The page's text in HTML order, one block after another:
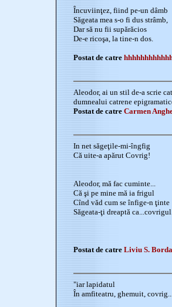
Încuviinţez, fiind pe-un dâmb
Săgeata mea s-o fi dus strâmb,
Dar să nu fii supărăcios
De-e ricoşa, la tine-n dos.
Postat de catre
Aleodor, ai un stil de-a scrie
dumnealui catrene
Postat de catre Carmen
In net săgeţile-mi-îngfig
Că uite-a apărut Covrig!
Aleodor, mă fac cuminte...
Că şi pe mine mă ia frigul
Cînd văd cum se înfige-n ţinte
Săgeata-ţi dreaptă
Postat de catre Liviu S.
"iar lapidatul
În amfiteatru, ghemuit,